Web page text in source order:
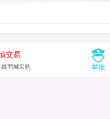
举报
交易
商城采购